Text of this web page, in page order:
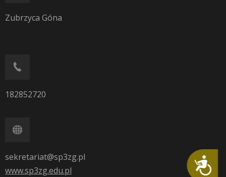
Dostępność
Zubrzyca Góna
182852720
sekretariat@sp3zg.pl
www.sp3zg.edu.pl